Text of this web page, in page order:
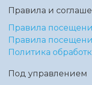
Правила и
Правила
Правила
Политика
Под управлением